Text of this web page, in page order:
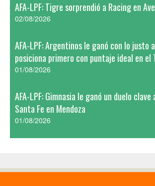
AFA-LPF: Tigre sorprendió a Racing en
02/08/2026
AFA-LPF: Argentinos le ganó con lo justo
posiciona primero con puntaje ideal en el
01/08/2026
AFA-LPF: Gimnasia le ganó un duelo clave
Santa Fe en Mendoza
01/08/2026